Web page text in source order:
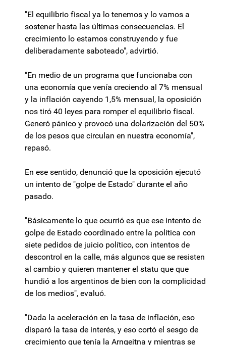
"El equilibrio fiscal ya lo tenemos y lo vamos a
sostener hasta las últimas consecuencias. El
crecimiento lo estamos construyendo y fue
deliberadamente saboteado", advirtió.
"En medio de un programa que funcionaba con
una economía que venía creciendo al 7% mensual
y la inflación cayendo 1,5% mensual, la oposición
nos tiró 40 leyes para romper el equilibrio fiscal.
Generó pánico y provocó una dolarización del 50%
de los pesos que circulan en nuestra economía",
repasó.
En ese sentido, denunció que la oposición ejecutó
un intento de "golpe de Estado" durante el año
pasado.
"Básicamente lo que ocurrió es que ese intento de
golpe de Estado coordinado entre la política con
siete pedidos de juicio político, con intentos de
descontrol en la calle, más algunos que se resisten
al cambio y quieren mantener el statu que que
hundió a los argentinos de bien con la complicidad
de los medios", evaluó.
"Dada la aceleración en la tasa de inflación, eso
disparó la tasa de interés, y eso cortó el sesgo de
crecimiento que tenía la Arngeitna y mientras se